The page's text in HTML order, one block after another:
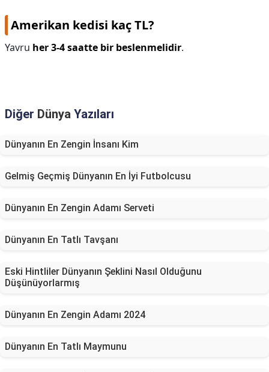
Amerikan kedisi kaç TL?
Yavru her 3-4 saatte bir beslenmelidir.
Diğer Dünya Yazıları
Dünyanın En Zengin İnsanı Kim
Gelmiş Geçmiş Dünyanın En İyi Futbolcusu
Dünyanın En Zengin Adamı Serveti
Dünyanın En Tatlı Tavşanı
Eski Hintliler Dünyanın Şeklini Nasıl Olduğunu
Düşünüyorlarmış
Dünyanın En Zengin Adamı 2024
Dünyanın En Tatlı Maymunu